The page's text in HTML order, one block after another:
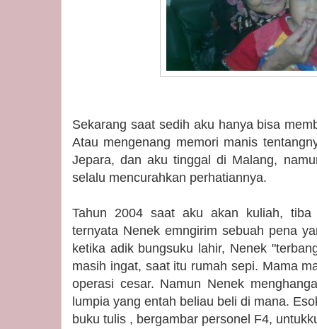
Sekarang saat sedih aku hanya bisa
Atau mengenang memori manis
Jepara, dan aku tinggal di Malang,
selalu mencurahkan perhatiannya.
Tahun 2004 saat aku akan kuliah,
ternyata Nenek emngirim sebuah pena
ketika adik bungsuku lahir, Nenek
masih ingat, saat itu rumah sepi. Mama
operasi cesar. Namun Nenek
lumpia yang entah beliau beli di mana.
buku tulis , bergambar personel F4,